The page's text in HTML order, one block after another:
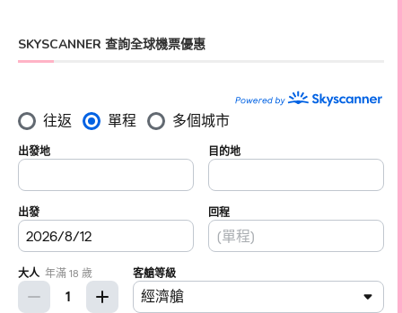
SKYSCANNER 查詢全球機票優惠